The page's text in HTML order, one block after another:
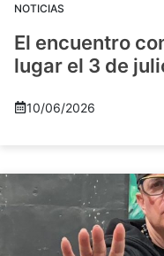
NOTICIAS
El encuentro
lugar el 3 de
10/06/2026